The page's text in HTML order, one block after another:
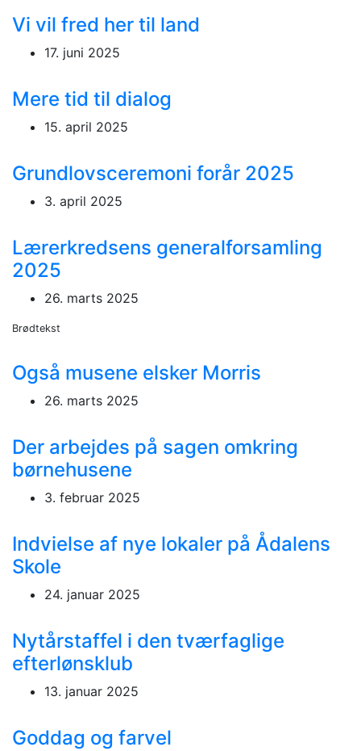
Vi vil fred her til land
17. juni 2025
Mere tid til dialog
15. april 2025
Grundlovsceremoni forår 2025
3. april 2025
Lærerkredsens generalforsamling
2025
26. marts 2025
Brødtekst
Også musene elsker Morris
26. marts 2025
Der arbejdes på sagen omkring
børnehusene
3. februar 2025
Indvielse af nye lokaler på Ådalens
Skole
24. januar 2025
Nytårstaffel i den tværfaglige
efterlønsklub
13. januar 2025
Goddag og farvel